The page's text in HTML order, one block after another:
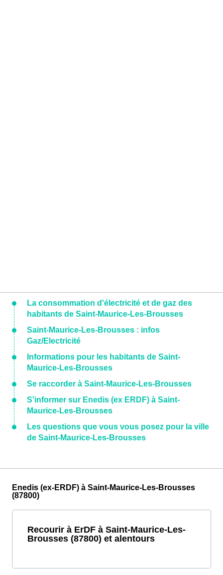
La consommation d'électricité et de gaz des
habitants de Saint-Maurice-Les-Brousses
Saint-Maurice-Les-Brousses : infos
Gaz/Electricité
Informations pour les habitants de Saint-
Maurice-Les-Brousses
Se raccorder à Saint-Maurice-Les-Brousses
S'informer sur Enedis (ex ERDF) à Saint-
Maurice-Les-Brousses
Les questions que vous vous posez pour la ville
de Saint-Maurice-Les-Brousses
Enedis (ex-ERDF) à Saint-Maurice-Les-Brousses
(87800)
Recourir à ErDF à Saint-Maurice-Les-
Brousses (87800) et alentours